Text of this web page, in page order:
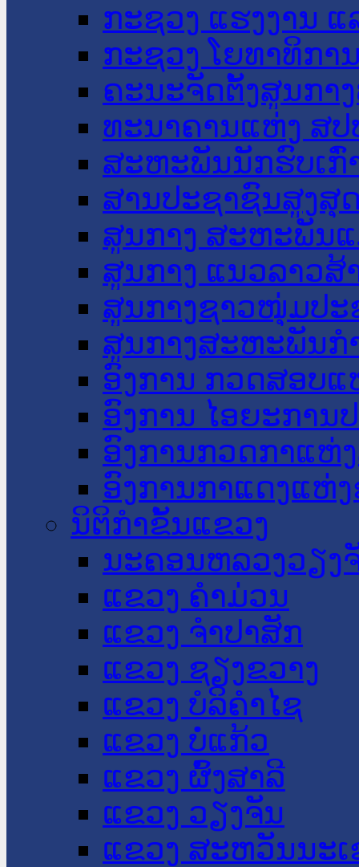
ກະຊວງ ແຮງງານ
ກະຊວງ ໂຍທາທິກາ
ຄະນະຈັດຕັ້ງສູນກາ
ທະນາຄານແຫ່ງ ສປ
ສະຫະພັນນັກຮົບເກົ່
ສານປະຊາຊົນສູງສຸ
ສູນກາງ ສະຫະພັນ
ສູນກາງ ແນວລາວສ້
ສູນກາງຊາວໜຸ່ມປະ
ສູນກາງສະຫະພັນກ
ອົງການ ກວດສອບແ
ອົງການ ໄອຍະການ
ອົງການກວດກາແຫ່
ອົງການກາແດງແຫ່
ນິຕິກໍາຂັ້ນແຂວງ
ນະ​ຄອນ​ຫລວງວຽງ
ແຂວງ ຄໍາມ່ວນ
ແຂວງ ຈໍາປາສັກ
ແຂວງ ຊຽງຂວາງ
ແຂວງ ບໍລິຄໍາໄຊ
ແຂວງ ບໍ່ແກ້ວ
ແຂວງ ຜົ້ງສາລີ
ແຂວງ ວຽງຈັນ
ແຂວງ ສະຫວັນນະ